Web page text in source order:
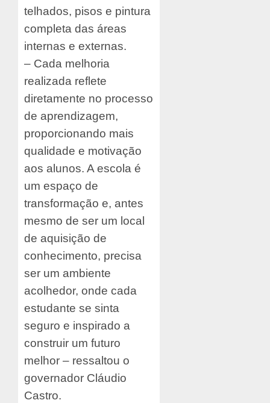
telhados, pisos e pintura
completa das áreas
internas e externas.
– Cada melhoria
realizada reflete
diretamente no processo
de aprendizagem,
proporcionando mais
qualidade e motivação
aos alunos. A escola é
um espaço de
transformação e, antes
mesmo de ser um local
de aquisição de
conhecimento, precisa
ser um ambiente
acolhedor, onde cada
estudante se sinta
seguro e inspirado a
construir um futuro
melhor – ressaltou o
governador Cláudio
Castro.